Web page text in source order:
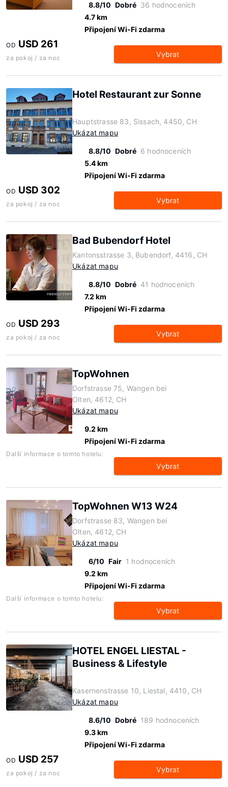
8.8/10 Dobré 36 hodnoceních
4.7 km
Připojení Wi-Fi zdarma
OD USD 261
za pokoj / za noc Vybrat
Hotel Restaurant zur Sonne
Hauptstrasse 83, Sissach, 4450, CH
Ukázat mapu
8.8/10 Dobré 6 hodnoceních
5.4 km
Připojení Wi-Fi zdarma
OD USD 302
za pokoj / za noc Vybrat
Bad Bubendorf Hotel
Kantonsstrasse 3, Bubendorf, 4416, CH
Ukázat mapu
8.8/10 Dobré 41 hodnoceních
7.2 km
Připojení Wi-Fi zdarma
OD USD 293
za pokoj / za noc Vybrat
TopWohnen
Dorfstrasse 75, Wangen bei
Olten, 4612, CH
Ukázat mapu
9.2 km
Připojení Wi-Fi zdarma
Další informace o tomto hotelu:
Vybrat
TopWohnen W13 W24
Dorfstrasse 83, Wangen bei
Olten, 4612, CH
Ukázat mapu
6/10 Fair 1 hodnoceních
9.2 km
Připojení Wi-Fi zdarma
Další informace o tomto hotelu:
Vybrat
HOTEL ENGEL LIESTAL -
Business & Lifestyle
Kasernenstrasse 10, Liestal, 4410, CH
Ukázat mapu
8.6/10 Dobré 189 hodnoceních
9.3 km
Připojení Wi-Fi zdarma
OD USD 257
za pokoj / za noc Vybrat